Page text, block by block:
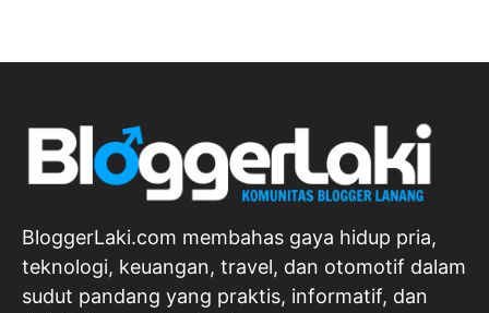
BloggerLaki.com membahas gaya hidup pria,
teknologi, keuangan, travel, dan otomotif dalam
sudut pandang yang praktis, informatif, dan